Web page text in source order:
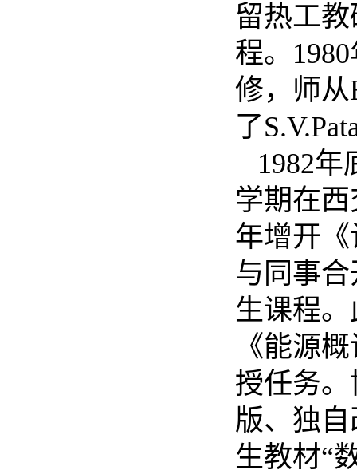
留热工
程。
修，师从
了
1982
学期在
年增开
与同事
生课程
《能源
授任务
版、独
生教材“